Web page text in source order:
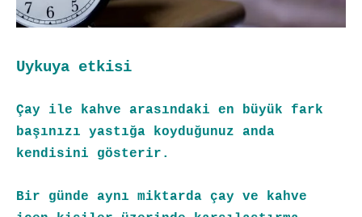
Uykuya etkisi
Çay ile kahve arasındaki en büyük fark
başınızı yastığa koyduğunuz anda
kendisini gösterir.
Bir günde aynı miktarda çay ve kahve